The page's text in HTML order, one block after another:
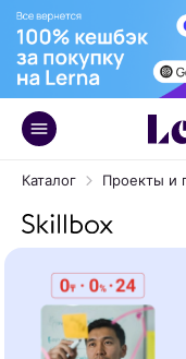
Каталог Проекты и